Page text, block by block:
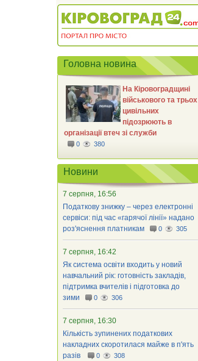
Головна новина
На Кіровоградщині
військового та трьох
цивільних
підозрюють в
організації втеч зі служби
0 380
Новини
7 серпня, 16:56
Податкову знижку – через електронні
сервіси: під час «гарячої лінії» надано
роз'яснення платникам
0 305
7 серпня, 16:42
Як система освіти входить у новий
навчальний рік: готовність закладів,
підтримка вчителів і підготовка до
зими
0 306
7 серпня, 16:30
Кількість зупинених податкових
накладних скоротилася майже в п'ять
разів
0 308